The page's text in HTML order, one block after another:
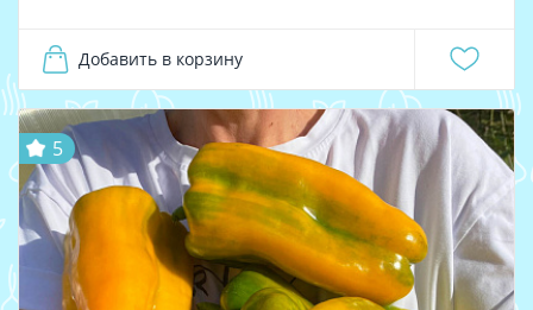
Добавить в корзину
5